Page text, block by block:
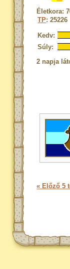
Életkora:
TP:
Kedv:
Súly:
2 napja
« Előző 5